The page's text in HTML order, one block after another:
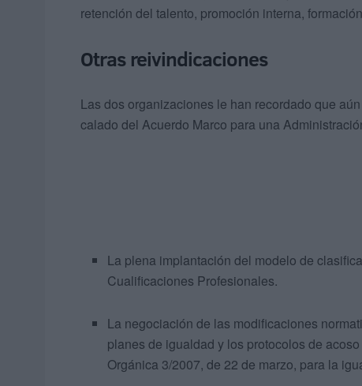
retención del talento, promoción interna,
Otras reivindicaciones
Las dos organizaciones le han recordado que
calado del Acuerdo Marco para una
La plena implantación del modelo de
Cualificaciones Profesionales.
La negociación de las modificaciones
planes de igualdad y los protocolos de
Orgánica 3/2007, de 22 de marzo, para la